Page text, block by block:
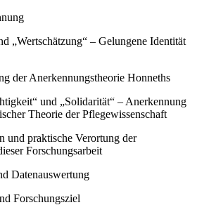
„Wertschätzung“ – Gelungene Identität
der Anerkennungstheorie Honneths
und „Solidarität“ – Anerkennung
Theorie der Pflegewissenschaft
und praktische Verortung der
Forschungsarbeit
Datenauswertung
Forschungsziel